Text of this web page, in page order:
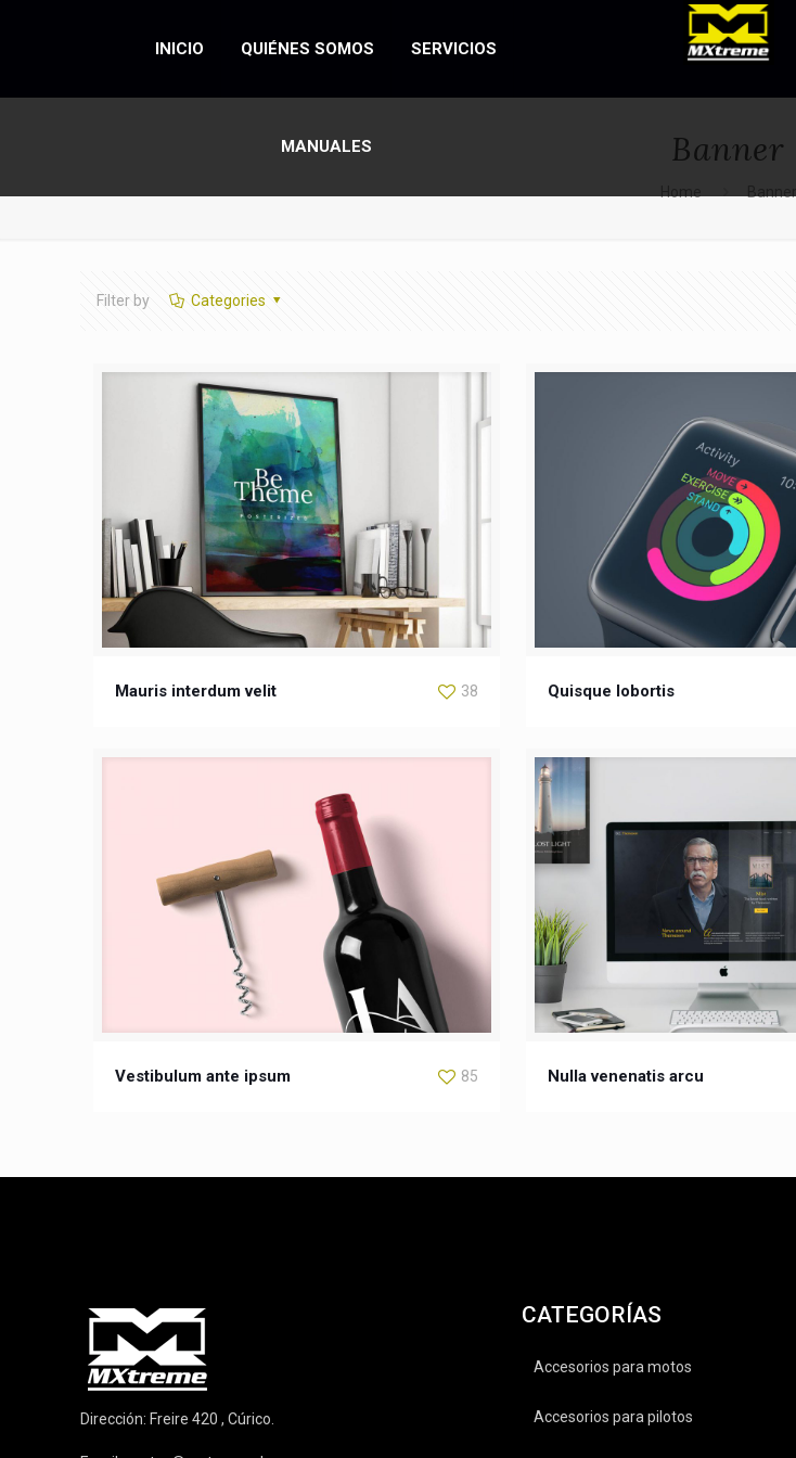
INICIO QUIÉNES SOMOS SERVICIOS
MANUALES Banner
Filter by Categories
Mauris interdum velit 38 Quisque lobortis
Vestibulum ante ipsum 85 Nulla venenatis arcu
Dirección: Freire 420 , Cúrico.
CATEGORÍAS
Accesorios para motos
Accesorios para pilotos